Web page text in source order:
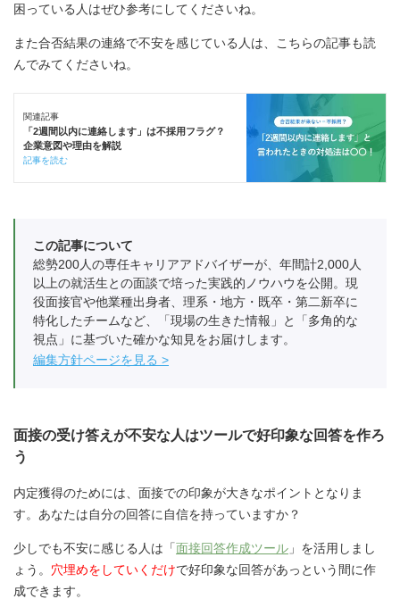
困っている人はぜひ参考にしてくださいね。
また合否結果の連絡で不安を感じている人は、こちらの記事も読
んでみてくださいね。
関連記事
「2週間以内に連絡します」は不採用フラグ？
企業意図や理由を解説
記事を読む
この記事について
総勢200人の専任キャリアアドバイザーが、年間計2,000人
以上の就活生との面談で培った実践的ノウハウを公開。現
役面接官や他業種出身者、理系・地方・既卒・第二新卒に
特化したチームなど、「現場の生きた情報」と「多角的な
視点」に基づいた確かな知見をお届けします。
編集方針ページを見る
面接の受け答えが不安な人はツールで好印象な回答を作ろ
う
内定獲得のためには、面接での印象が大きなポイントとなりま
す。あなたは自分の回答に自信を持っていますか？
少しでも不安に感じる人は「面接回答作成ツール 」を活用しまし
ょう。 穴埋めをしていくだけで好印象な回答があっという間に作
成できます。